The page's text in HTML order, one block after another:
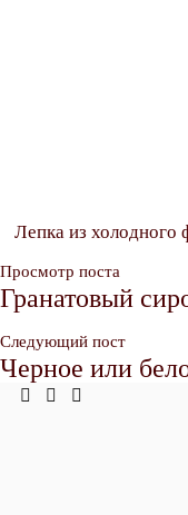
Лепка из холодного
Просмотр поста
Гранатовый
Следующий пост
Черное или